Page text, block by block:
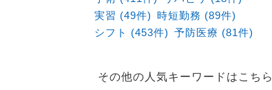
実習 (49件) 時短勤務 (89件)
シフト (453件) 予防医療 (81件)
その他の人気キーワードはこちら